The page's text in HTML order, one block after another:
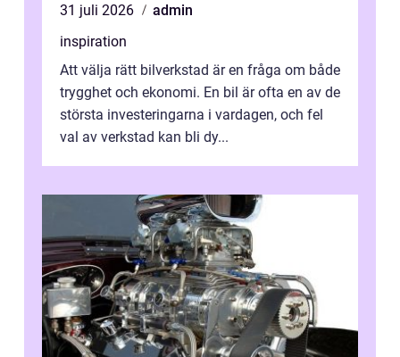
31 juli 2026
admin
inspiration
Att välja rätt bilverkstad är en fråga om både
trygghet och ekonomi. En bil är ofta en av de
största investeringarna i vardagen, och fel
val av verkstad kan bli dy...